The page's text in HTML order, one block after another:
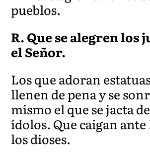
pueblos.
R. Quese alegren los
elSeñor.
Los que adoran
llenen de pena y se
mismo el que se jacta
ídolos. Que caigan
los dioses.